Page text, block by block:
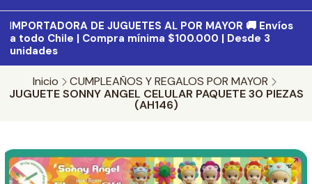
IMPORTADORA DE JUGUETES AL POR MAYOR 🚚 Envíos
a todo Chile | Compra mínima $100.000 | Desde 3
unidades
Inicio
CUMPLEAÑOS Y REGALOS POR MAYOR
JUGUETE SONNY ANGEL CELULAR PAQUETE 30 PIEZAS
(AH146)